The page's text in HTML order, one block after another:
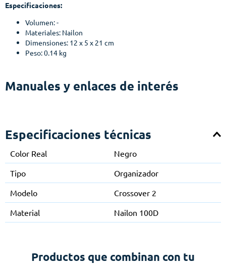
Especificaciones:
Volumen: -
Materiales: Nailon
Dimensiones: 12 x 5 x 21 cm
Peso: 0.14 kg
Manuales y enlaces de interés
Especificaciones técnicas
Color Real
Negro
Tipo
Organizador
Modelo
Crossover 2
Material
Nailon 100D
Productos que combinan con tu